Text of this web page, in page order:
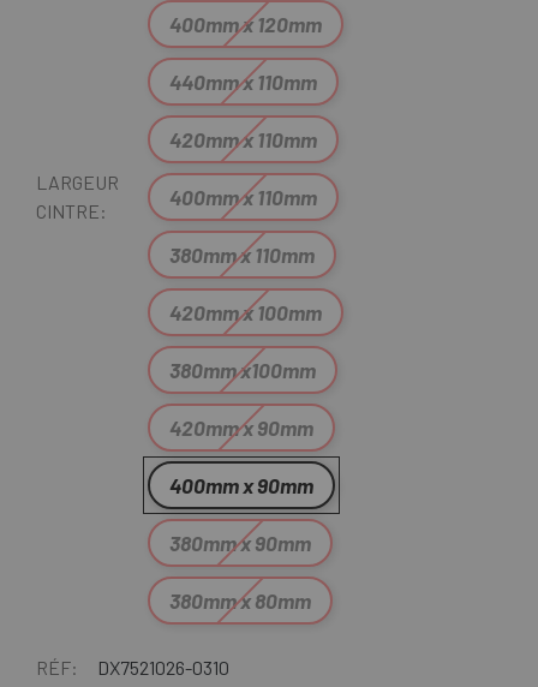
LARGEUR
CINTRE:
400mm x 120mm
440mm x 110mm
420mm x 110mm
400mm x 110mm
380mm x 110mm
420mm x 100mm
380mm x100mm
420mm x 90mm
400mm x 90mm
380mm x 90mm
380mm x 80mm
RÉF: DX7521026-0310